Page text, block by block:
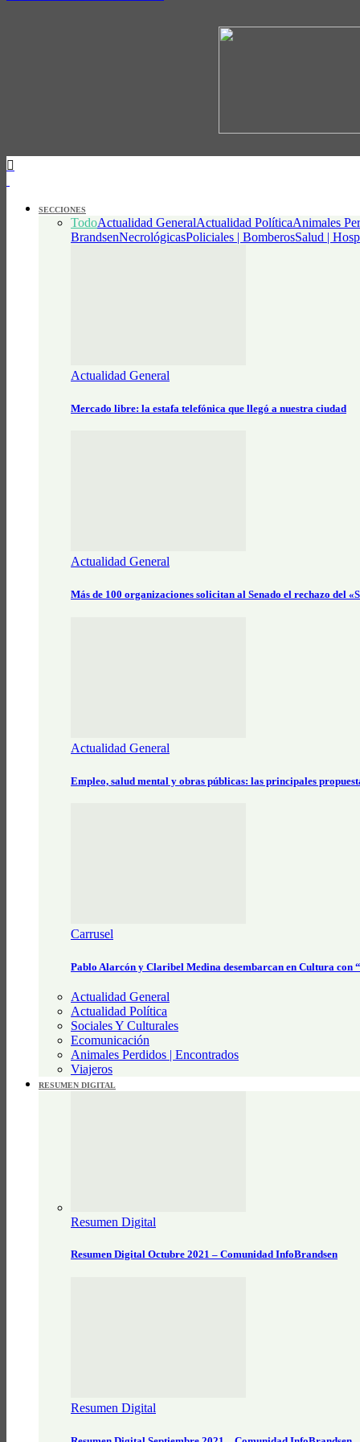
SECCIONES
TodoActualidad GeneralActualidad PolíticaAnimales
BrandsenNecrológicasPoliciales | BomberosSalud |
Actualidad General
Mercado libre: la estafa telefónica que llegó a nuestra ciudad
Actualidad General
Más de 100 organizaciones solicitan al Senado el rechazo del
Actualidad General
Empleo, salud mental y obras públicas: las principales
Carrusel
Pablo Alarcón y Claribel Medina desembarcan en Cultura con
Actualidad General
Actualidad Política
Sociales Y Culturales
Ecomunicación
Animales Perdidos | Encontrados
Viajeros
RESUMEN DIGITAL
Resumen Digital
Resumen Digital Octubre 2021 – Comunidad InfoBrandsen
Resumen Digital